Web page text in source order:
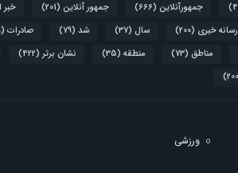
جمهورآنلاین (666) جمهور آنلاین (201)
خبر
رسانه خبری (200) سال (37) شد (79) صادرات (39)
مناطق (73) منطقه (35) نشان برتر (422)
ورزشی